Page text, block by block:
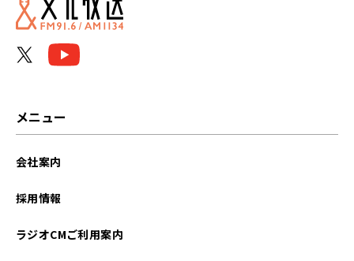
メニュー
会社案内
採用情報
ラジオCMご利用案内